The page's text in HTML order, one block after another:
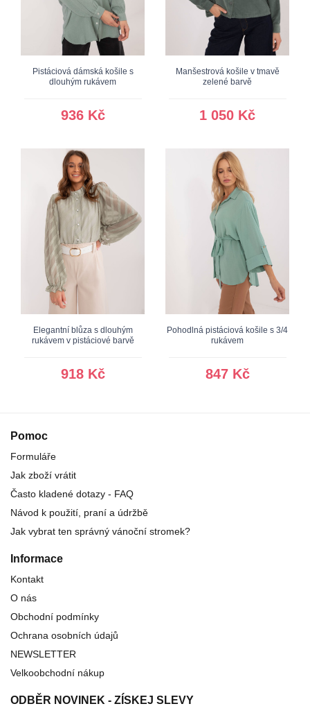
Pistáciová dámská košile s
dlouhým rukávem
936 Kč
Manšestrová košile v tmavě
zelené barvě
1 050 Kč
Elegantní blůza s dlouhým
rukávem v pistáciové barvě
918 Kč
Pohodlná pistáciová košile s 3/4
rukávem
847 Kč
Pomoc
Formuláře
Jak zboží vrátit
Často kladené dotazy - FAQ
Návod k použití, praní a údržbě
Jak vybrat ten správný vánoční stromek?
Informace
Kontakt
O nás
Obchodní podmínky
Ochrana osobních údajů
NEWSLETTER
Velkoobchodní nákup
ODBĚR NOVINEK - ZÍSKEJ SLEVY